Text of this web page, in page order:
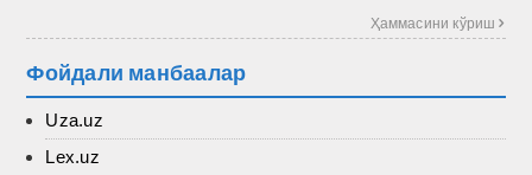
Ҳаммасини кўриш 
Фойдали манбаалар
Uza.uz
Lex.uz